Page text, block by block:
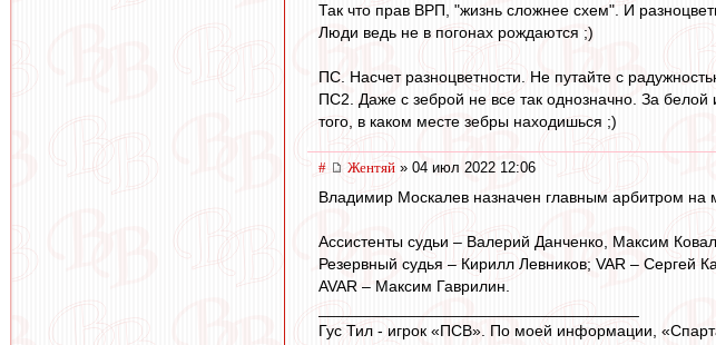
Так что прав ВРП, "жизнь сложнее схем". И
Люди ведь не в погонах рождаются ;)
ПС. Насчет разноцветности. Не путайте с
ПС2. Даже с зеброй не все так однозначно. За белой
того, в каком месте зебры находишься ;)
# Жентяй » 04 июл 2022 12:06
Владимир Москалев назначен главным арбитром на
Ассистенты судьи – Валерий Данченко, Максим
Резервный судья – Кирилл Левников; VAR – Сергей
AVAR – Максим Гаврилин.
Гус Тил - игрок «ПСВ». По моей информации,